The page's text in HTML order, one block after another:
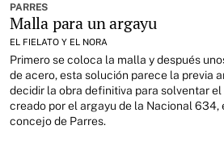
PARRES
Malla para un argayu
EL FIELATO Y EL NORA
Primero se coloca la malla y después
de acero, esta solución parece la previa
decidir la obra definitiva para solventar el
creado por el argayu de la Nacional 634,
concejo de Parres.